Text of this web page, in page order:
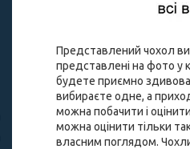
Представлений чохол
представлені на фото у
будете приємно
вибираєте одне, а
можна побачити і
можна оцінити тільки
власним поглядом. Чохли